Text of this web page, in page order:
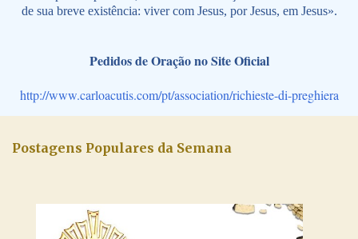
de sua breve existência: viver com Jesus, por Jesus, em Jesus».
Pedidos de Oração no Site Oficial
http://www.carloacutis.com/pt/association/richieste-di-preghiera
Postagens Populares da Semana